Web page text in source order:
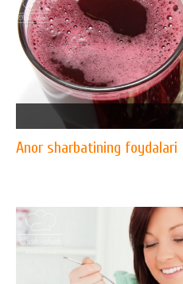
Anor sharbatining foydalari